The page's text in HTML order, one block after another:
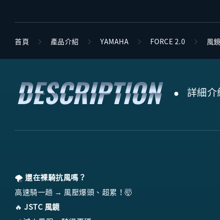
首頁 產品介紹 YAMAHA FORCE 2.0 風
詳細介
🌪️ 還在裸騎抗風嗎？
高速騎一趟 → 風壓爆頭、超累！🤯
🔥 JSTC 風鏡